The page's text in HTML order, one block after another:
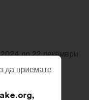
2024 до 22 декември
да приемате